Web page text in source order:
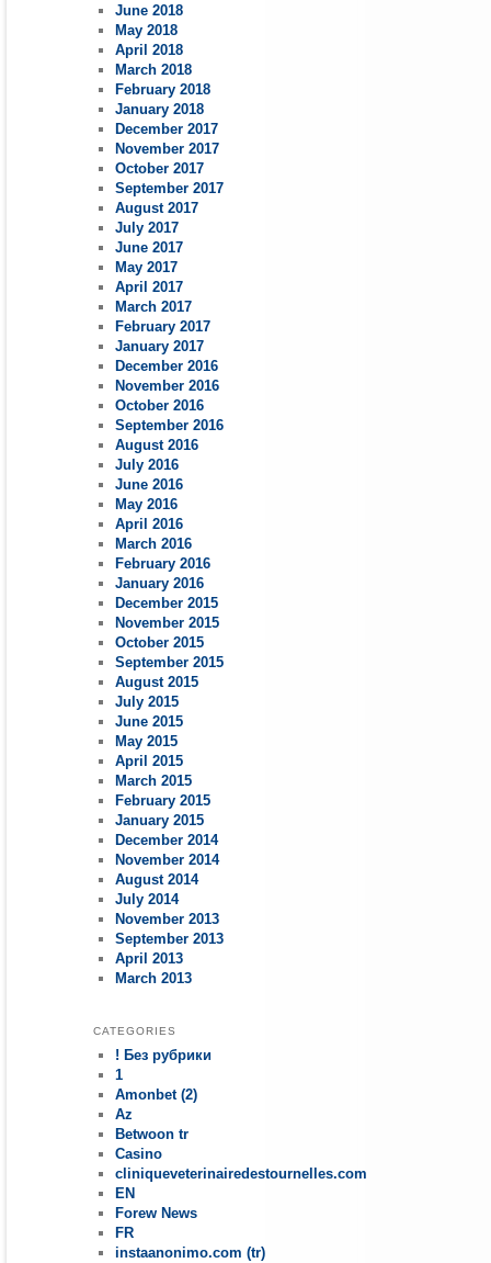
June 2018
May 2018
April 2018
March 2018
February 2018
January 2018
December 2017
November 2017
October 2017
September 2017
August 2017
July 2017
June 2017
May 2017
April 2017
March 2017
February 2017
January 2017
December 2016
November 2016
October 2016
September 2016
August 2016
July 2016
June 2016
May 2016
April 2016
March 2016
February 2016
January 2016
December 2015
November 2015
October 2015
September 2015
August 2015
July 2015
June 2015
May 2015
April 2015
March 2015
February 2015
January 2015
December 2014
November 2014
August 2014
July 2014
November 2013
September 2013
April 2013
March 2013
CATEGORIES
! Без рубрики
1
Amonbet (2)
Az
Betwoon tr
Casino
cliniqueveterinairedestournelles.com
EN
Forew News
FR
instaanonimo.com (tr)